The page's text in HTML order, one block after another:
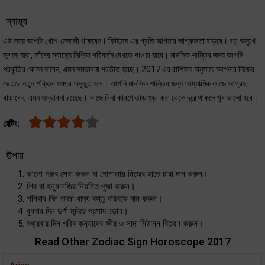
স্বাস্থ্য
এই সময় আপনি খোশ-মেজাজী থাকবেন। ফিটনেস এর প্রতি আপনার জাগ্রুকতা বাড়বে। বড় অসুখে
ভুগছে যারা, তাঁদের স্বাস্থ্যে নিশ্চিত পরিবর্তন দেখতে পাওয়া যাবে। মানসিক শান্তির জন্য আপনি
প্রকৃতির কোলে যাবেন, এমন সম্ভাবনা প্রতীত হচ্ছে। 2017 এর রাশিফল অনুসারে আপনার নিজের
ভেতরে নতুন শক্তির সঞ্চার অনুভুত হবে। আপনি মানসিক শান্তির জন্য আধ্যাত্মিক কাজে আগ্রহ
বাড়াবেন, এমন সম্ভাবনা রয়েছে। কাজে বিনা কারণে তাড়াহুড়া করা থেকে দূরে থাকলে খুব ভালো হবে।
রেটিং:
ঊপায়
কালো গরুর সেবা করুন বা গোশালায় নিজের হাতে চারা দান করুন।
শিব বা হনুমানজির নিয়মিত পুজা করুন।
শনিবার দিন ভাজা খাদ্য বস্তু গরিবকে দান করুন।
বুধবার দিন দুর্গা মন্দিরে প্রসাদ চড়ান।
শুক্রবার দিন গরিব কন্যাদের ক্ষীর ও সাদা মিষ্টান্ন বিতরণ করুন।
Read Other Zodiac Sign Horoscope 2017